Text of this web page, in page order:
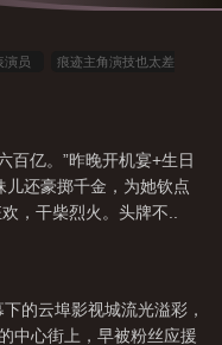
演员 痕迹主角演技也太差
痕迹男演员 网剧痕迹同人
百亿。”昨晚开机宴+生日
还豪掷千金，为她钦点
，干柴烈火。头牌不..
的云埠影视城流光溢彩，
中心街上，早被粉丝应援